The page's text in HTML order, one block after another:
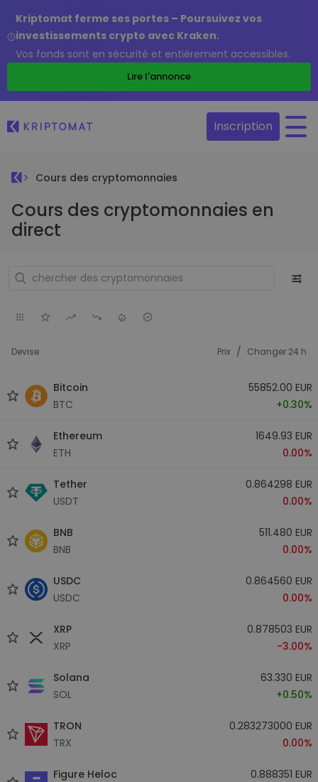
Kriptomat ferme ses portes – Poursuivez vos
investissements crypto avec Kraken.
Vos fonds sont en sécurité et entièrement accessibles.
Lire l'annonce
Inscription
Cours des cryptomonnaies
Cours des cryptomonnaies en
direct
Devise Prix / Changer 24 h
Bitcoin
BTC
55852.00 EUR
+0.30%
Ethereum
ETH
1649.93 EUR
0.00%
Tether
USDT
0.864298 EUR
0.00%
BNB
BNB
511.480 EUR
0.00%
USDC
USDC
0.864560 EUR
0.00%
XRP
XRP
0.878503 EUR
-3.00%
Solana
SOL
63.330 EUR
+0.50%
TRON
TRX
0.283273000 EUR
0.00%
Figure Heloc
0.888351 EUR